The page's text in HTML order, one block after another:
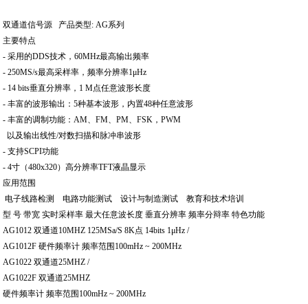
双通道信号源 产品类型: AG系列
主要特点
- 采用的DDS技术，60MHz最高输出频率
- 250MS/s最高采样率，频率分辨率1μHz
- 14 bits垂直分辨率，1 M点任意波形长度
- 丰富的波形输出：5种基本波形，内置48种任意波形
- 丰富的调制功能：AM、FM、PM、FSK，PWM
以及输出线性/对数扫描和脉冲串波形
- 支持SCPI功能
- 4寸（480x320）高分辨率TFT液晶显示
应用范围
电子线路检测 电路功能测试 设计与制造测试 教育和技术培训
型 号 带宽 实时采样率 最大任意波长度 垂直分辨率 频率分辩率 特色功能
AG1012 双通道10MHZ 125MSa/S 8K点 14bits 1μHz /
AG1012F 硬件频率计 频率范围100mHz ~ 200MHz
AG1022 双通道25MHZ /
AG1022F 双通道25MHZ
硬件频率计 频率范围100mHz ~ 200MHz